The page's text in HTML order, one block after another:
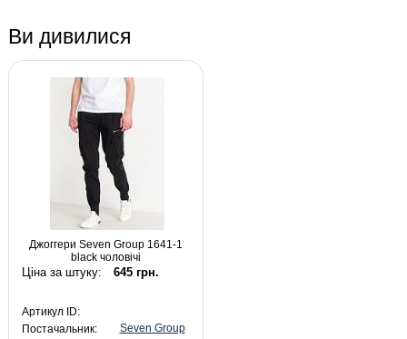
Ви дивилися
Джоггери Seven Group 1641-1
black чоловічі
Ціна за штуку: 645 грн.
Артикул ID:
Постачальник:
Seven Group